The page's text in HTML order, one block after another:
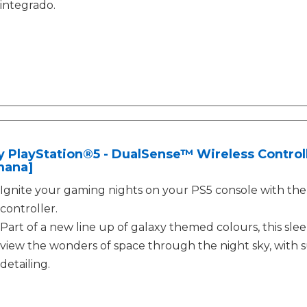
integrado.
PlayStation®5 - DualSense™ Wireless
Ignite your gaming nights on your PS5 console with
controller.
Part of a new line up of galaxy themed colours, this
view the wonders of space through the night sky, with
detailing.